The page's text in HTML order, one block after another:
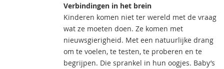
Verbindingen in het brein
Kinderen komen niet ter wereld met de vraag
wat ze moeten doen. Ze komen met
nieuwsgierigheid. Met een natuurlijke drang
om te voelen, te testen, te proberen en te
begrijpen. Die sprankel in hun oogjes. Baby’s